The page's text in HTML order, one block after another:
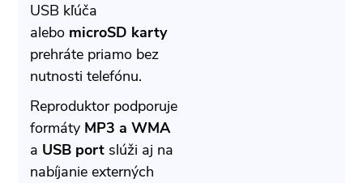
USB kľúča
alebo microSD karty
prehráte priamo bez
nutnosti telefónu.
Reproduktor podporuje
formáty MP3 a WMA
a USB port slúži aj na
nabíjanie externých